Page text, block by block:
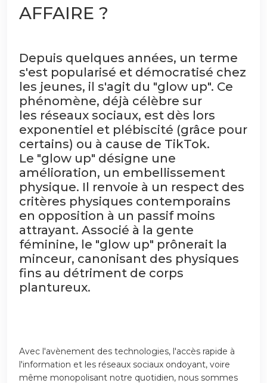
AFFAIRE ?
Depuis quelques années, un terme
s'est popularisé et démocratisé chez
les jeunes, il s'agit du "glow up". Ce
phénomène, déjà célèbre sur
les réseaux sociaux, est dès lors
exponentiel et plébiscité (grâce pour
certains) ou à cause de TikTok.
Le "glow up" désigne une
amélioration, un embellissement
physique. Il renvoie à un respect des
critères physiques contemporains
en opposition à un passif moins
attrayant. Associé à la gente
féminine, le "glow up" prônerait la
minceur, canonisant des physiques
fins au détriment de corps
plantureux.
Avec l'avènement des technologies, l'accès rapide à
l'information et les réseaux sociaux ondoyant, voire
même monopolisant notre quotidien, nous sommes